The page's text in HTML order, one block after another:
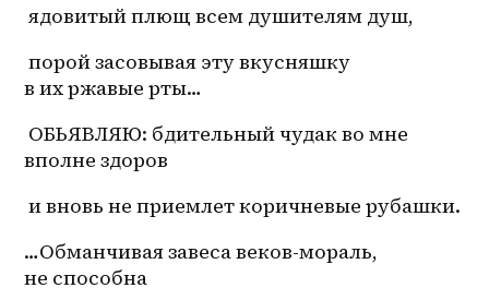
ядовитый плющ всем душителям душ,
порой засовывая эту вкусняшку
в их ржавые рты…
вполне здоров
и вновь не приемлет коричневые рубашки.
…Обманчивая завеса веков-мораль,
не способна